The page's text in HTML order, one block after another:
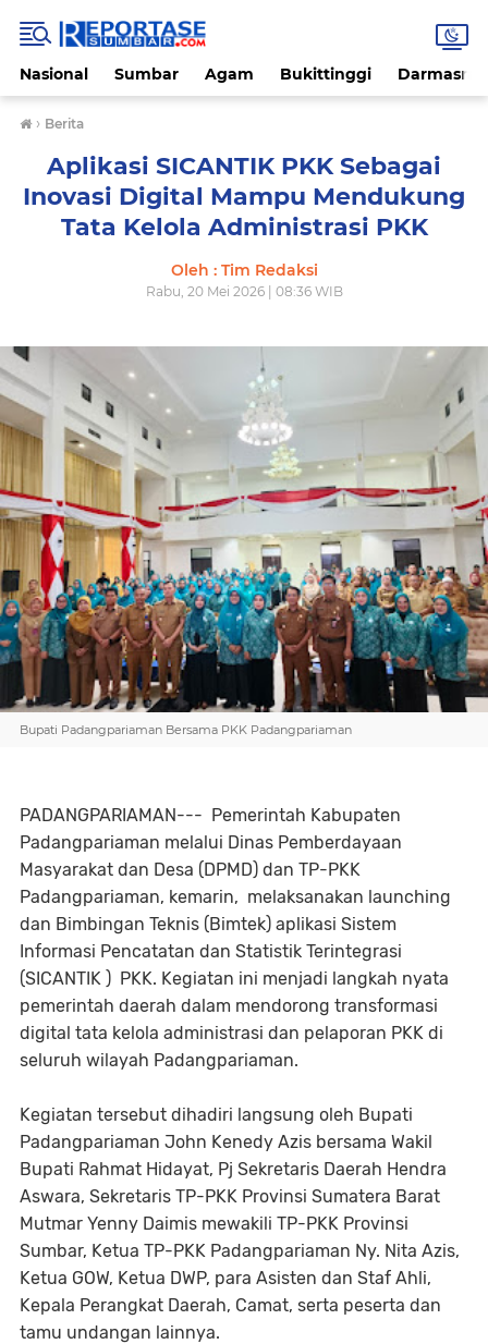
Nasional Sumbar Agam Bukittinggi
› Berita
Aplikasi SICANTIK PKK Sebagai
Inovasi Digital Mampu Mendukung
Tata Kelola Administrasi PKK
Oleh : Tim Redaksi
Rabu, 20 Mei 2026 | 08:36 WIB
Bupati Padangpariaman Bersama PKK Padangpariaman
PADANGPARIAMAN--- Pemerintah Kabupaten
Padangpariaman melalui Dinas Pemberdayaan
Masyarakat dan Desa (DPMD) dan TP-PKK
Padangpariaman, kemarin, melaksanakan launching
dan Bimbingan Teknis (Bimtek) aplikasi Sistem
Informasi Pencatatan dan Statistik Terintegrasi
(SICANTIK ) PKK. Kegiatan ini menjadi langkah nyata
pemerintah daerah dalam mendorong transformasi
digital tata kelola administrasi dan pelaporan PKK di
seluruh wilayah Padangpariaman.
‎Kegiatan tersebut dihadiri langsung oleh Bupati
Padangpariaman John Kenedy Azis bersama Wakil
Bupati Rahmat Hidayat, Pj Sekretaris Daerah Hendra
Aswara, Sekretaris TP-PKK Provinsi Sumatera Barat
Mutmar Yenny Daimis mewakili TP-PKK Provinsi
Sumbar, Ketua TP-PKK Padangpariaman Ny. Nita Azis,
Ketua GOW, Ketua DWP, para Asisten dan Staf Ahli,
Kepala Perangkat Daerah, Camat, serta peserta dan
tamu undangan lainnya.